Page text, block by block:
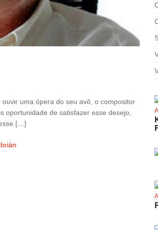
uma ópera do seu avô, o compositor
oportunidade de satisfazer esse desejo,
[…]